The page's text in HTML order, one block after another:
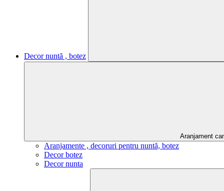
Decor nuntă , botez
Aranjament
Aranjamente , decoruri pentru nuntă, botez
Decor botez
Decor nunta